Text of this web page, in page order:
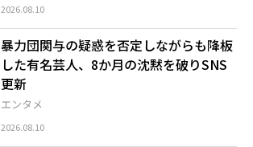
2026.08.10
エンタメ
暴力団関与の疑惑を否定しながらも降板
した有名芸人、8か月の沈黙を破りSNS
更新
2026.08.10